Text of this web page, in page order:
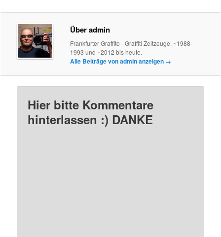
Über admin
Frankfurter Graffito - Graffiti Zeitzeuge. ~1988-
1993 und ~2012 bis heute.
Alle Beiträge von admin anzeigen →
Hier bitte Kommentare
hinterlassen :) DANKE